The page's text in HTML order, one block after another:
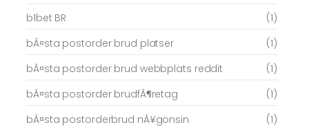
b1bet BR
(1)
bÃ¤sta postorder brud platser
(1)
bÃ¤sta postorder brud webbplats reddit
(1)
bÃ¤sta postorder brudfÃ¶retag
(1)
bÃ¤sta postorderbrud nÃ¥gonsin
(1)